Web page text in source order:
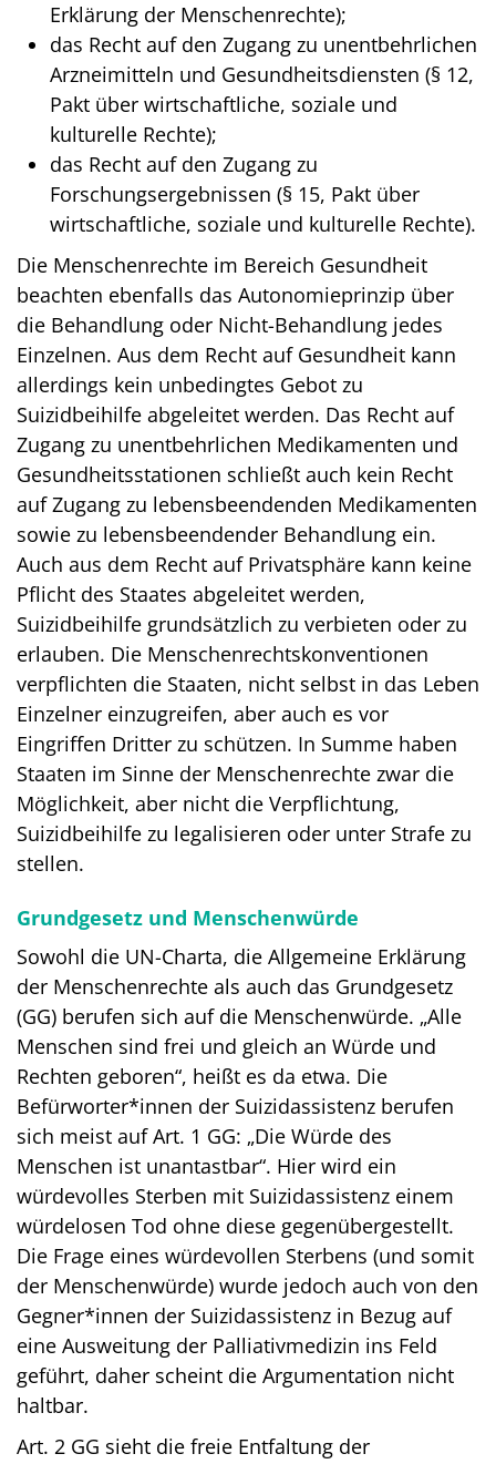
Erklärung der Menschenrechte);
das Recht auf den Zugang zu unentbehrlichen
Arzneimitteln und Gesundheitsdiensten (§ 12,
Pakt über wirtschaftliche, soziale und
kulturelle Rechte);
das Recht auf den Zugang zu
Forschungsergebnissen (§ 15, Pakt über
wirtschaftliche, soziale und kulturelle Rechte).
Die Menschenrechte im Bereich Gesundheit
beachten ebenfalls das Autonomieprinzip über
die Behandlung oder Nicht-Behandlung jedes
Einzelnen. Aus dem Recht auf Gesundheit kann
allerdings kein unbedingtes Gebot zu
Suizidbeihilfe abgeleitet werden. Das Recht auf
Zugang zu unentbehrlichen Medikamenten und
Gesundheitsstationen schließt auch kein Recht
auf Zugang zu lebensbeendenden Medikamenten
sowie zu lebensbeendender Behandlung ein.
Auch aus dem Recht auf Privatsphäre kann keine
Pflicht des Staates abgeleitet werden,
Suizidbeihilfe grundsätzlich zu verbieten oder zu
erlauben. Die Menschenrechtskonventionen
verpflichten die Staaten, nicht selbst in das Leben
Einzelner einzugreifen, aber auch es vor
Eingriffen Dritter zu schützen. In Summe haben
Staaten im Sinne der Menschenrechte zwar die
Möglichkeit, aber nicht die Verpflichtung,
Suizidbeihilfe zu legalisieren oder unter Strafe zu
stellen.
Grundgesetz und Menschenwürde
Sowohl die UN-Charta, die Allgemeine Erklärung
der Menschenrechte als auch das Grundgesetz
(GG) berufen sich auf die Menschenwürde. „Alle
Menschen sind frei und gleich an Würde und
Rechten geboren“, heißt es da etwa. Die
Befürworter*innen der Suizidassistenz berufen
sich meist auf Art. 1 GG: „Die Würde des
Menschen ist unantastbar“. Hier wird ein
würdevolles Sterben mit Suizidassistenz einem
würdelosen Tod ohne diese gegenübergestellt.
Die Frage eines würdevollen Sterbens (und somit
der Menschenwürde) wurde jedoch auch von den
Gegner*innen der Suizidassistenz in Bezug auf
eine Ausweitung der Palliativmedizin ins Feld
geführt, daher scheint die Argumentation nicht
haltbar.
Art. 2 GG sieht die freie Entfaltung der